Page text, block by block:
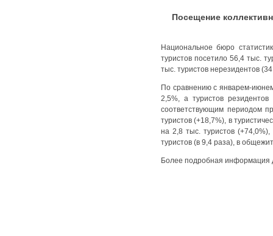
Посещение
Национальное бюро
туристов посетило 56,4 тыс.
тыс. туристов нерезидентов
По сравнению с январем-
2,5%, а туристов
соответствующим периодом
туристов (+18,7%), в
на 2,8 тыс. туристов
туристов (в 9,4 раза), в
Более подробная информация